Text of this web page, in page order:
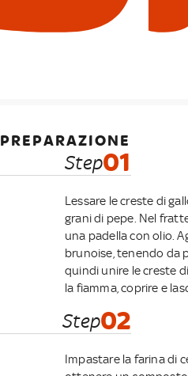
PREPARAZIONE
Step01
Lessare le creste di
grani di pepe. Nel
una padella con olio.
brunoise, tenendo da
quindi unire le creste
la fiamma, coprire e
Step02
Impastare la farina di